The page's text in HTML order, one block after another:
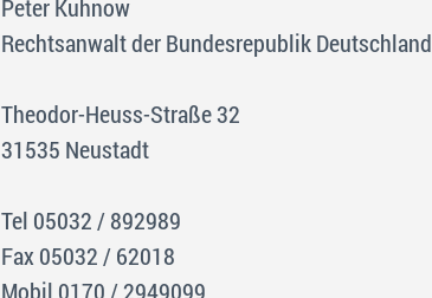
Peter Kuhnow
Rechtsanwalt der Bundesrepublik Deutschland
Theodor-Heuss-Straße 32
31535 Neustadt
Tel 05032 / 892989
Fax 05032 / 62018
Mobil 0170 / 2949099